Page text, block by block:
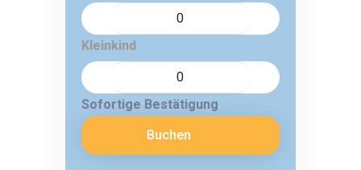
Kleinkind
Sofortige Bestätigung
Buchen